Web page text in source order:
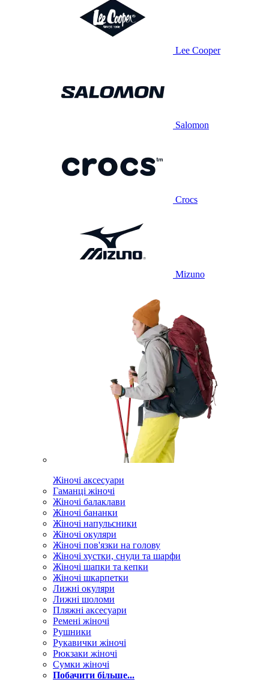
Lee Cooper
Salomon
Crocs
Mizuno
Жіночі аксесуари
Гаманці жіночі
Жіночі балаклави
Жіночі бананки
Жіночі напульсники
Жіночі окуляри
Жіночі пов'язки на голову
Жіночі хустки, снуди та шарфи
Жіночі шапки та кепки
Жіночі шкарпетки
Лижні окуляри
Лижні шоломи
Пляжні аксесуари
Ремені жіночі
Рушники
Рукавички жіночі
Рюкзаки жіночі
Сумки жіночі
Побачити більше...